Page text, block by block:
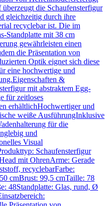
die Schaufensterfigur
gleichzeitig durch ihre
recyclebar ist. Die im
Standplatte mit 38 cm
gewährleisten einen
die Präsentation von
Optik eignet sich diese
eine hochwertige und
&
mit abstraktem Egg-
für zeitloses
erhältlichHochwertiger und
weiße AusführungInklusive
für die
und
Visual
Schaufensterfigur
mit OhrenArme: Gerade
recyclebarFarbe:
cmBrust: 99,5 cmTaille: 78
48Standplatte: Glas, rund, Ø